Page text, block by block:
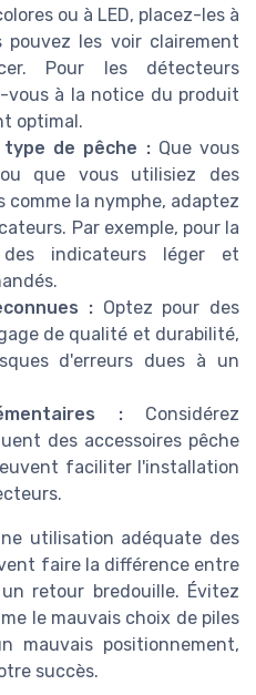
ou à LED, placez-les à
les voir clairement
Pour les détecteurs
vous à la notice du produit
optimal.
de pêche :Que vous
que vous utilisiez des
la nymphe, adaptez
Par exemple, pour la
indicateurs léger et
:Optez pour des
de qualité et durabilité,
d'erreurs dues à un
:Considérez
des accessoires pêche
faciliter l'installation
utilisation adéquate des
faire la différence entre
retour bredouille. Évitez
le mauvais choix de piles
mauvais positionnement,
succès.